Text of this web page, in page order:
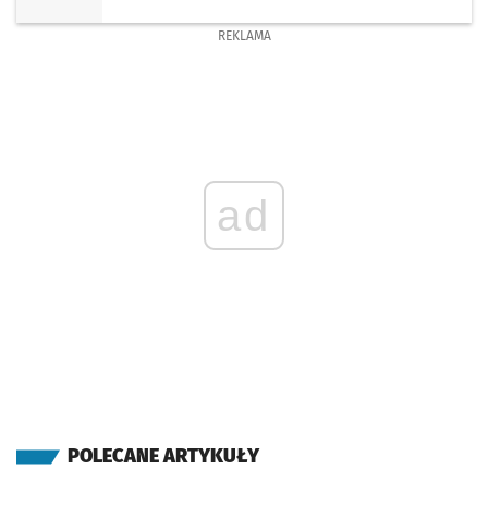
REKLAMA
ad
POLECANE ARTYKUŁY